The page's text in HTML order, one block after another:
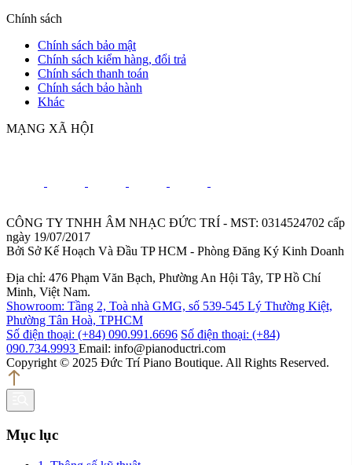
Chính sách
Chính sách bảo mật
Chính sách kiểm hàng, đổi trả
Chính sách thanh toán
Chính sách bảo hành
Khác
MẠNG XÃ HỘI
CÔNG TY TNHH ÂM NHẠC ĐỨC TRÍ - MST: 0314524702 cấp
ngày 19/07/2017
Bởi Sở Kế Hoạch Và Đầu TP HCM - Phòng Đăng Ký Kinh Doanh
Địa chỉ: 476 Phạm Văn Bạch, Phường An Hội Tây, TP Hồ Chí
Minh, Việt Nam.
Showroom: Tầng 2, Toà nhà GMG, số 539-545 Lý Thường Kiệt,
Phường Tân Hoà, TPHCM
Số điện thoại: (+84) 090.991.6696 Số điện thoại: (+84)
090.734.9993 Email: info@pianoductri.com
Copyright © 2025 Đức Trí Piano Boutique. All Rights Reserved.
Mục lục